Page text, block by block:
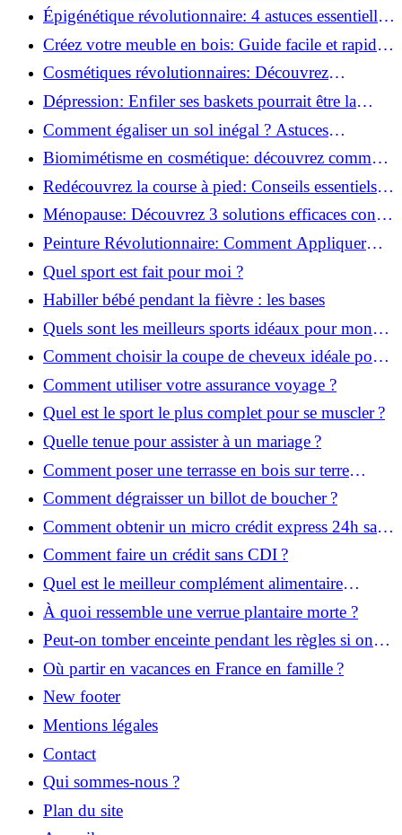
Monter des Carreaux de Béton Cellulaire!
Épigénétique révolutionnaire: 4 astuces essentielles
pour transformer votre bien-être!
Créez votre meuble en bois: Guide facile et rapide
pour débutants!
Cosmétiques révolutionnaires: Découvrez
comment les fermes verticales transforment la
beauté!
Dépression: Enfiler ses baskets pourrait être la
solution!
Comment égaliser un sol inégal ? Astuces
infaillibles pour réussir !
Biomimétisme en cosmétique: découvrez comment
la nature inspire l'avenir des soins beauté!
Redécouvrez la course à pied: Conseils essentiels
pour reprendre!
Ménopause: Découvrez 3 solutions efficaces contre
les bouffées de chaleur!
Peinture Révolutionnaire: Comment Appliquer
Deux Couleurs Sur Une Porte!
Quel sport est fait pour moi ?
Habiller bébé pendant la fièvre : les bases
Quels sont les meilleurs sports idéaux pour mon
enfant ?
Comment choisir la coupe de cheveux idéale pour
votre visage ?
Comment utiliser votre assurance voyage ?
Quel est le sport le plus complet pour se muscler ?
Quelle tenue pour assister à un mariage ?
Comment poser une terrasse en bois sur terre
battue ?
Comment dégraisser un billot de boucher ?
Comment obtenir un micro crédit express 24h sans
justificatif ?
Comment faire un crédit sans CDI ?
Quel est le meilleur complément alimentaire
cheveux efficace ? Notre avis dans cet article
À quoi ressemble une verrue plantaire morte ?
Peut-on tomber enceinte pendant les règles si on
prend la pilule ?
Où partir en vacances en France en famille ?
New footer
Mentions légales
Contact
Qui sommes-nous ?
Plan du site